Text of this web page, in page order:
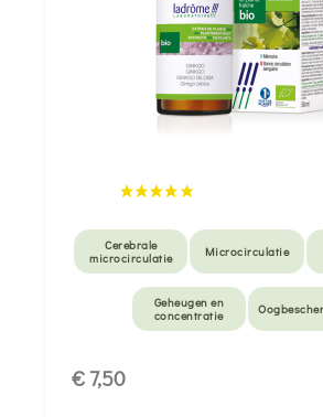
Cerebrale
microcirculatie
Microcirculatie
Geheugen en
concentratie
€ 7,50